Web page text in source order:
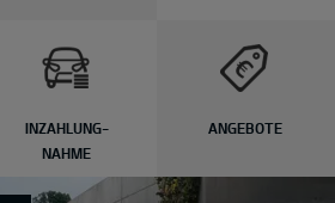
INZAHLUNG-
NAHME
ANGEBOTE